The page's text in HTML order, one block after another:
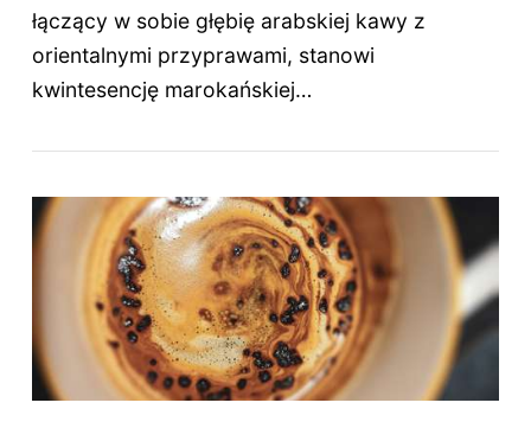
łączący w sobie głębię arabskiej kawy z
orientalnymi przyprawami, stanowi
kwintesencję marokańskiej…